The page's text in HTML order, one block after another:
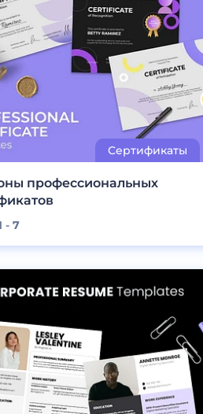
профессиональных
- 7